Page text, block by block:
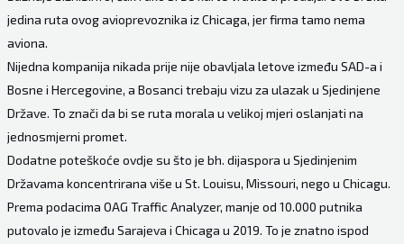
jedina ruta ovog avioprevoznika iz Chicaga, jer firma tamo nema
aviona.
Nijedna kompanija nikada prije nije obavljala letove između SAD-a i
Bosne i Hercegovine, a Bosanci trebaju vizu za ulazak u Sjedinjene
Države. To znači da bi se ruta morala u velikoj mjeri oslanjati na
jednosmjerni promet.
Dodatne poteškoće ovdje su što je bh. dijaspora u Sjedinjenim
Državama koncentrirana više u St. Louisu, Missouri, nego u Chicagu.
Prema podacima OAG Traffic Analyzer, manje od 10.000 putnika
putovalo je između Sarajeva i Chicaga u 2019. To je znatno ispod